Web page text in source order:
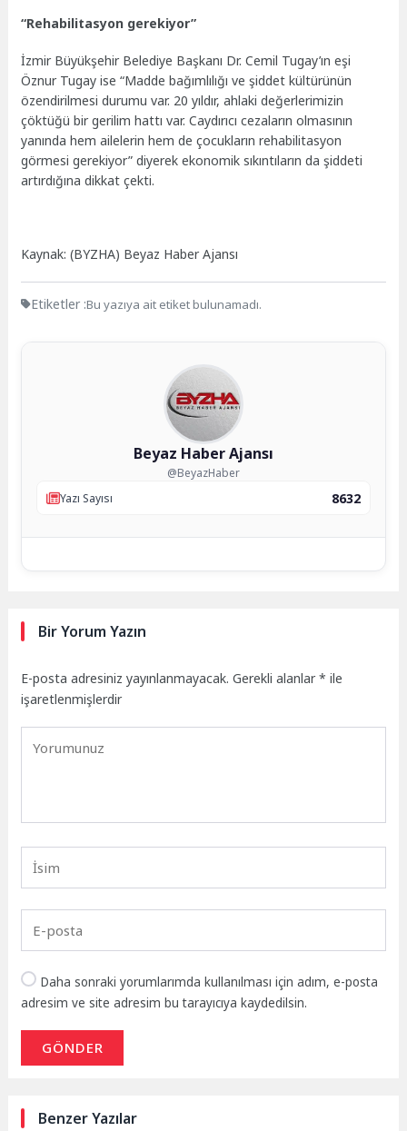
“Rehabilitasyon gerekiyor”
İzmir Büyükşehir Belediye Başkanı Dr. Cemil Tugay’ın eşi
Öznur Tugay ise “Madde bağımlılığı ve şiddet kültürünün
özendirilmesi durumu var. 20 yıldır, ahlaki değerlerimizin
çöktüğü bir gerilim hattı var. Caydırıcı cezaların olmasının
yanında hem ailelerin hem de çocukların rehabilitasyon
görmesi gerekiyor” diyerek ekonomik sıkıntıların da şiddeti
artırdığına dikkat çekti.
Kaynak: (BYZHA) Beyaz Haber Ajansı
Etiketler :Bu yazıya ait etiket bulunamadı.
Beyaz Haber Ajansı
@BeyazHaber
Yazı Sayısı
8632
Bir Yorum Yazın
E-posta adresiniz yayınlanmayacak. Gerekli alanlar* ile
işaretlenmişlerdir
Daha sonraki yorumlarımda kullanılması için adım, e-posta
adresim ve site adresim bu tarayıcıya kaydedilsin.
GÖNDER
Benzer Yazılar